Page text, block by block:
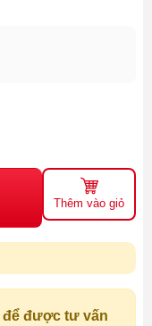
Thêm vào giỏ
để được tư vấn